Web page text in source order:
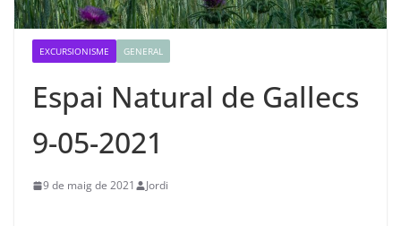
EXCURSIONISME GENERAL
Espai Natural de Gallecs
9-05-2021
9 de maig de 2021 Jordi